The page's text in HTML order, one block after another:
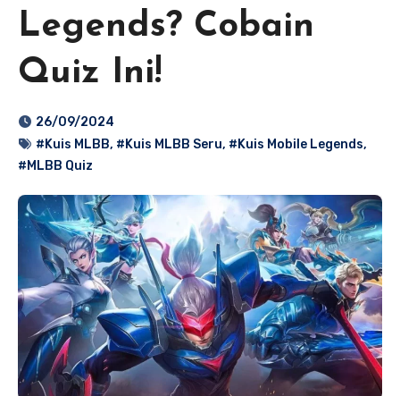
Legends? Cobain
Quiz Ini!
26/09/2024
#Kuis MLBB, #Kuis MLBB Seru, #Kuis Mobile Legends,
#MLBB Quiz